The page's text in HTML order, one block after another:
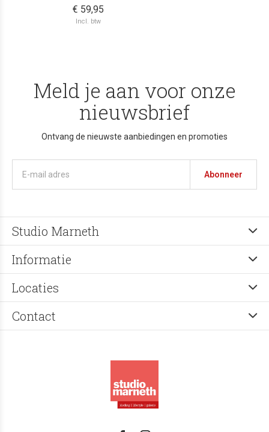
€ 59,95
Incl. btw
Meld je aan voor onze
nieuwsbrief
Ontvang de nieuwste aanbiedingen en promoties
Abonneer
Studio Marneth
Informatie
Locaties
Contact